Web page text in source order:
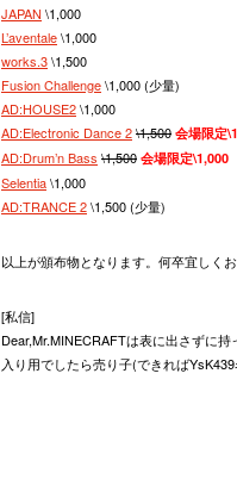
JAPAN \1,000
L’aventale\1,000
works.3\1,500
Fusion Challenge\1,000 (少量)
AD:HOUSE2\1,000
AD:Electronic Dance 2\1,500 会場限定
AD:Drum’n Bass \1,500 会場限定\1,000
Selentia\1,000
AD:TRANCE 2\1,500 (少量)
以上が頒布物となります。何卒宜しく
[私信]
Dear,Mr.MINECRAFTは表に出さずに
入り用でしたら売り子(できれば